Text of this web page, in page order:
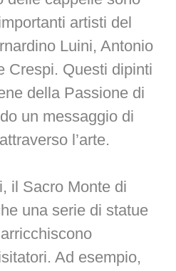
artisti del
Luini, Antonio
Crespi. Questi dipinti
della Passione di
un messaggio di
l’arte.
il Sacro Monte di
una serie di statue
Ad esempio,